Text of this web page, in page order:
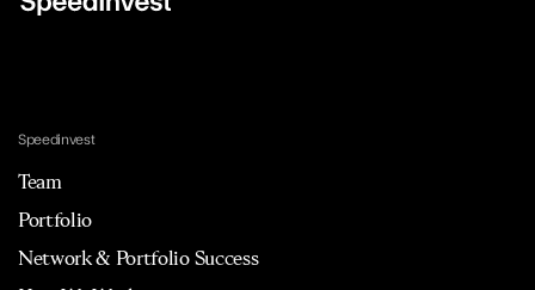
Speedinvest
Team
Portfolio
Network & Portfolio Success